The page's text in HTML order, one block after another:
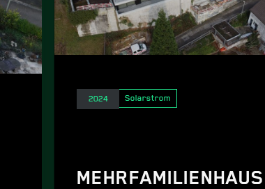
Elektro Solarstrom
MEHRFAMILIENHAUS
2024